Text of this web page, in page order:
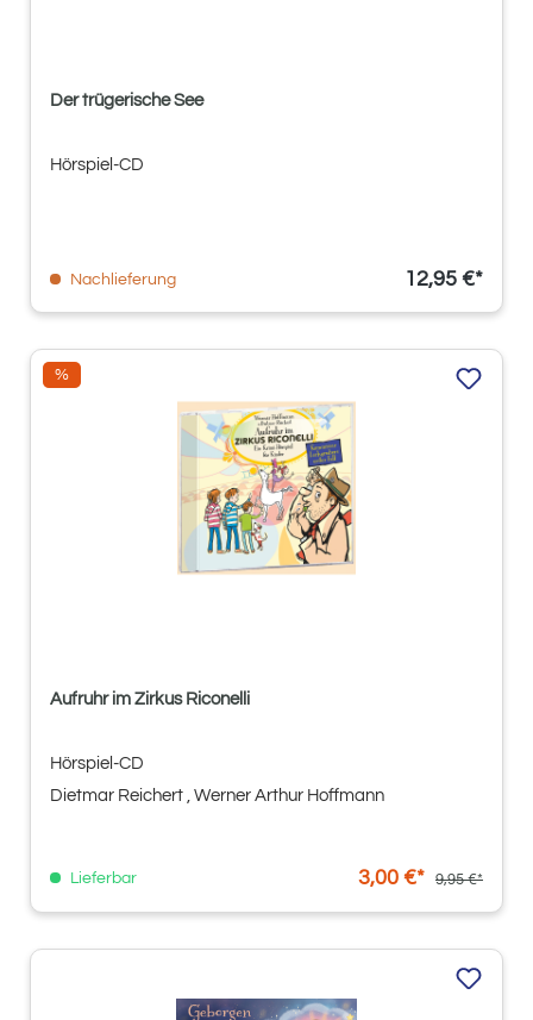
Der trügerische See
Hörspiel-CD
Nachlieferung 12,95 €*
Rabatt
%
Aufruhr im Zirkus Riconelli
Hörspiel-CD
Dietmar Reichert , Werner Arthur Hoffmann
Lieferbar 3,00 €* 9,95 €*